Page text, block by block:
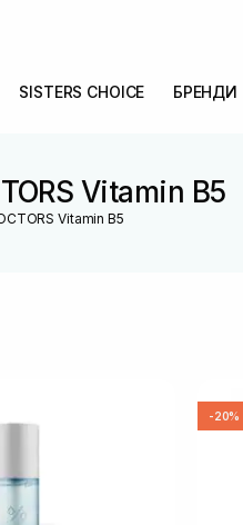
SISTERS CHOICE БРЕНДИ
Vitamin B5
Vitamin B5
-20%